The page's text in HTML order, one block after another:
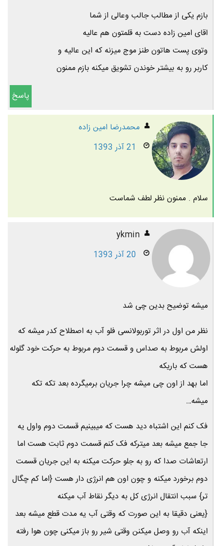
بازم یکی از مطالب جالب وعالی از شما
اقای امین زاده دست به قلمتون هم عالیه
وتوی پست هاتون طنز موج میزنه که این عالیه و
کاربر رو به بیشتر خوندن تشویق میکنه بازم ممنون
پاسخ
محمدرضا امين زاده
21 آذر 1393
سلام . ممنون نظر لطف شماست
ykmin
20 آذر 1393
میشه توضیح بدین چی شد
نظر من اول در اثر توربولانسی فلو آب به اصطلاح کدر میشه که
اولش مربوط به صداس و قسمت دوم مربوط به حرکت خود گلوله
هست که باریکه
اما بهد از اون چی میشه چرا جریان برمیگرده بعد تکه تکه
میشه…
فک کنم این اشتباه دید هست که میبینیم قسمت دوم واول یه
جا جمع میشه بعد میترکه فک کنم قسمت دوم ثابت هست اما
ارتعاشات صدا که رو به جلو حرکت میکنه به این جریان قسمت
دوم برخورد میکنه و چون اون هم انرژی دار هست {اما کم چگال
تر} سبب انتقال انرژی کل به دیگر نقاط آب میکنه
{یعنی دقیقا به این صورت که وقتی آب یه مدت قطع میشه بعد
اینکه آب رو وصل میکنن وقتی شیر رو باز میکنی چون هوا رفته